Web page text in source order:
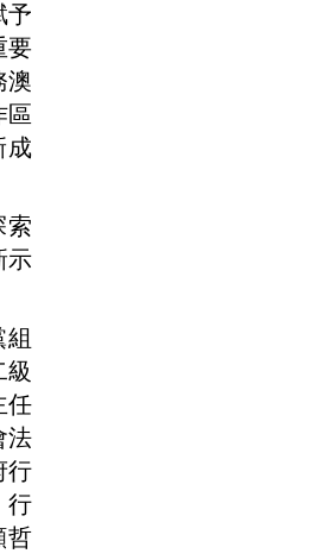
予
要
澳
區
成
索
示
任
法
行
行
哲